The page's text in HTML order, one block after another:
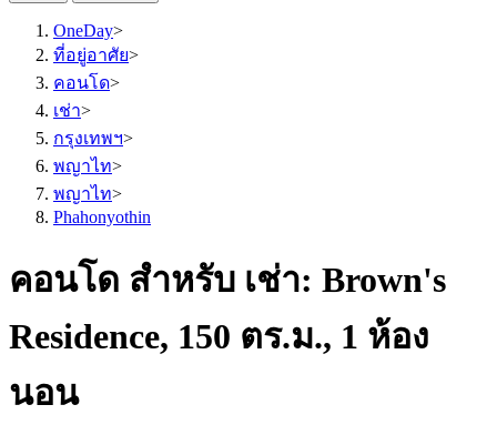
OneDay>
ที่อยู่อาศัย>
คอนโด>
เช่า>
กรุงเทพฯ>
พญาไท>
พญาไท>
Phahonyothin
คอนโด สำหรับ เช่า: Brown's
Residence, 150 ตร.ม., 1 ห้อง
นอน